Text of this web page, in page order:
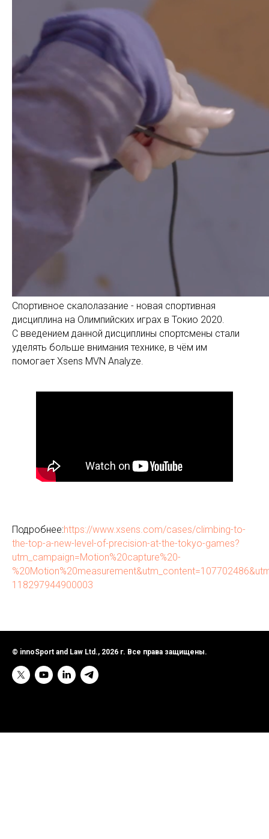
Спортивное скалолазание - новая спортивная
дисциплина на Олимпийских играх в Токио 2020.
С введением данной дисциплины спортсмены стали
уделять больше внимания технике, в чём им
помогает Xsens MVN Analyze.
Подробнее:https://www.xsens.com/cases/climbing-to-
the-top-a-new-level-of-precision-at-the-tokyo-games?
utm_campaign=Motion%20capture%20-
118297944900003
© innoSport and Law Ltd., 2026 г. Все права защищены.